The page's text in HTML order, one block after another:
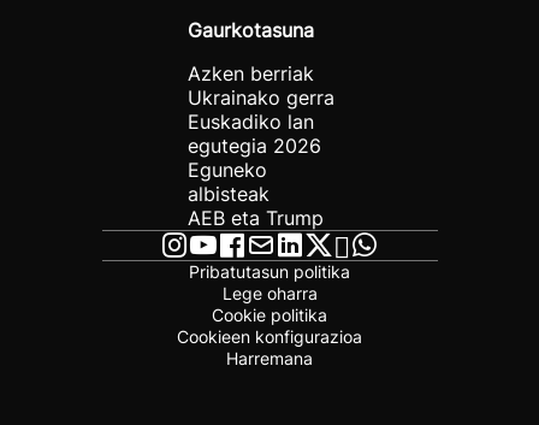
Gaurkotasuna
Azken berriak
Ukrainako gerra
Euskadiko lan
egutegia 2026
Eguneko
albisteak
AEB eta Trump
Pribatutasun politika
Lege oharra
Cookie politika
Cookieen konfigurazioa
Harremana